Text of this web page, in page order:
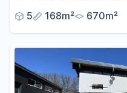
5
168m² 670m²